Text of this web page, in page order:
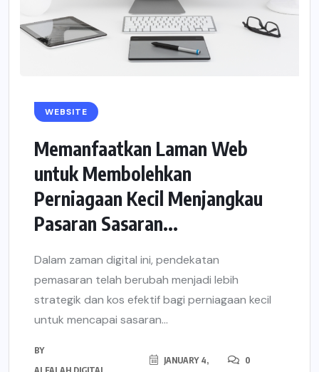
WEBSITE
Memanfaatkan Laman Web
untuk Membolehkan
Perniagaan Kecil Menjangkau
Pasaran Sasaran...
Dalam zaman digital ini, pendekatan
pemasaran telah berubah menjadi lebih
strategik dan kos efektif bagi perniagaan kecil
untuk mencapai sasaran...
BY
JANUARY 4, 0